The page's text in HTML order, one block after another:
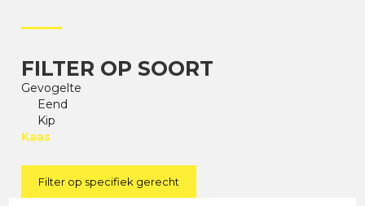
FILTER OP SOORT
Gevogelte
Eend
Kip
Kaas
Filter op specifiek gerecht